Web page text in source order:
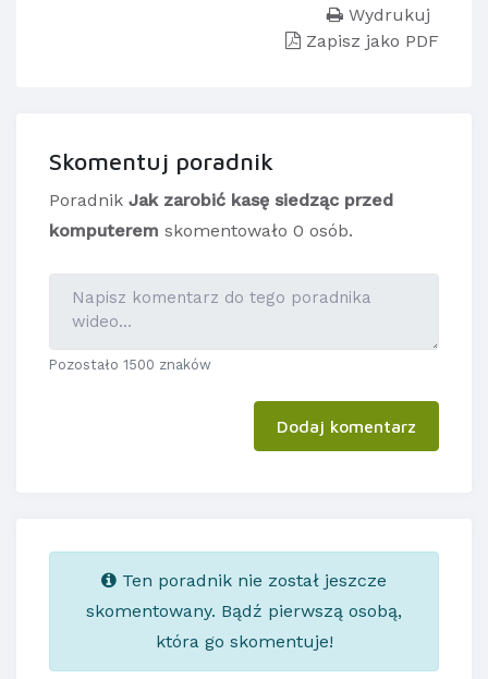
Wydrukuj
Zapisz jako PDF
Skomentuj poradnik
Poradnik Jak zarobić kasę siedząc przed
komputerem skomentowało 0 osób.
Pozostało 1500 znaków
Dodaj komentarz
Ten poradnik nie został jeszcze
skomentowany. Bądź pierwszą osobą,
która go skomentuje!